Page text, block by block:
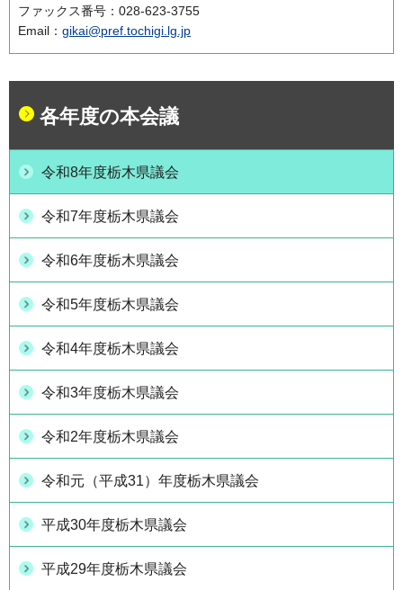
ファックス番号：028-623-3755
Email： gikai@pref.tochigi.lg.jp
各年度の本会議
令和8年度栃木県議会
令和7年度栃木県議会
令和6年度栃木県議会
令和5年度栃木県議会
令和4年度栃木県議会
令和3年度栃木県議会
令和2年度栃木県議会
令和元（平成31）年度栃木県議会
平成30年度栃木県議会
平成29年度栃木県議会